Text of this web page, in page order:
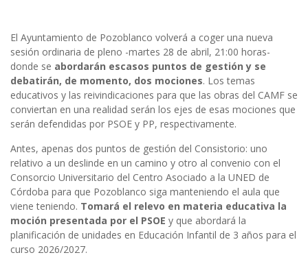
El Ayuntamiento de Pozoblanco volverá a coger una nueva
sesión ordinaria de pleno -martes 28 de abril, 21:00 horas-
donde se abordarán escasos puntos de gestión y se
debatirán, de momento, dos mociones. Los temas
educativos y las reivindicaciones para que las obras del CAMF se
conviertan en una realidad serán los ejes de esas mociones que
serán defendidas por PSOE y PP, respectivamente.
Antes, apenas dos puntos de gestión del Consistorio: uno
relativo a un deslinde en un camino y otro al convenio con el
Consorcio Universitario del Centro Asociado a la UNED de
Córdoba para que Pozoblanco siga manteniendo el aula que
viene teniendo. Tomará el relevo en materia educativa la
moción presentada por el PSOE y que abordará la
planificación de unidades en Educación Infantil de 3 años para el
curso 2026/2027.